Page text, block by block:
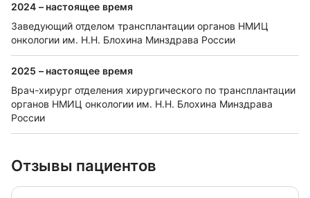
2024 – настоящее время
Заведующий отделом трансплантации органов НМИЦ
онкологии им. Н.Н. Блохина Минздрава России
2025 – настоящее время
Врач-хирург отделения хирургического по трансплантации
органов НМИЦ онкологии им. Н.Н. Блохина Минздрава
России
Отзывы пациентов